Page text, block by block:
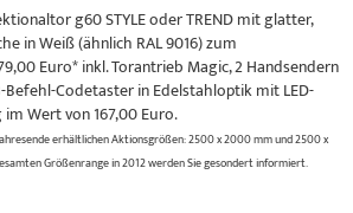
g60 STYLE oder TREND mit glatter,
in Weiß (ähnlich RAL 9016) zum
Euro* inkl. Torantrieb Magic, 2 Handsendern
Befehl-Codetaster in Edelstahloptik mit LED-
Wert von 167,00 Euro.
erhältlichen Aktionsgrößen: 2500 x 2000 mm und 2500 x
Größenrange in 2012 werden Sie gesondert informiert.